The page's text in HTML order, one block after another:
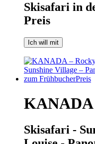
Skisafari in
Preis
Ich will mit
KANADA
Skisafari -